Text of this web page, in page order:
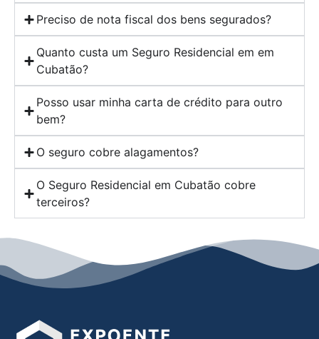
Preciso de nota fiscal dos bens segurados?
Quanto custa um Seguro Residencial em em
Cubatão?
Posso usar minha carta de crédito para outro
bem?
O seguro cobre alagamentos?
O Seguro Residencial em Cubatão cobre
terceiros?